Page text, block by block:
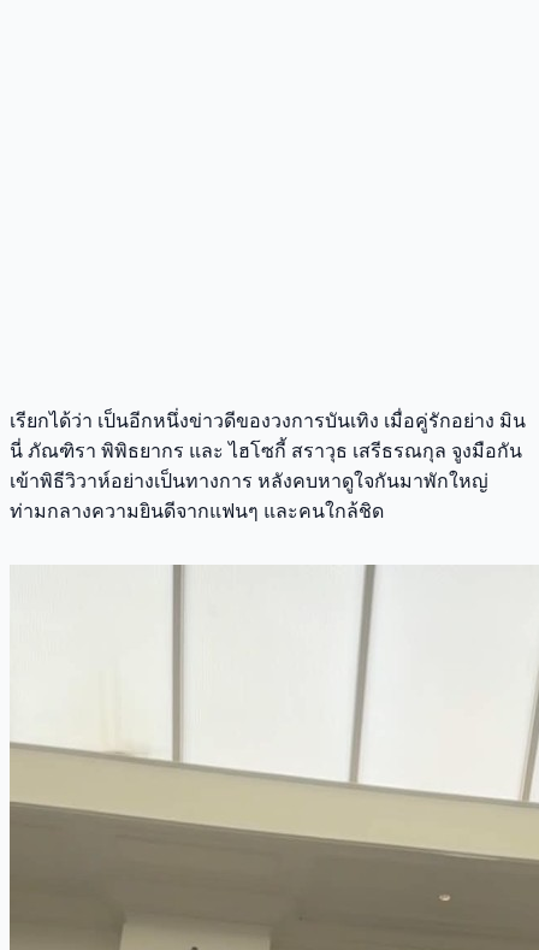
เรียกได้ว่า เป็นอีกหนึ่งข่าวดีของวงการบันเทิง เมื่อคู่รักอย่าง มิน
นี่ ภัณฑิรา พิพิธยากร และ ไฮโซกี้ สราวุธ เสรีธรณกุล จูงมือกัน
เข้าพิธีวิวาห์อย่างเป็นทางการ หลังคบหาดูใจกันมาพักใหญ่
ท่ามกลางความยินดีจากแฟนๆ และคนใกล้ชิด